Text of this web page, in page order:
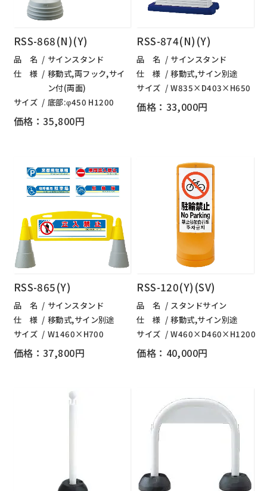
RSS-868(N)(Y)
品 名
サインスタンド
仕 様
移動式,両フック,サイ
ン付(両面)
サイズ
底部:φ450 H1200
価格：35,800円
RSS-874(N)(Y)
品 名
サインスタンド
仕 様
移動式,サイン別途
サイズ
W835×D403×H650
価格：33,000円
RSS-865(Y)
品 名
サインスタンド
仕 様
移動式,サイン別途
サイズ
W1460×H700
価格：37,800円
RSS-120(Y)(SV)
品 名
スタンドサイン
仕 様
移動式,サイン別途
サイズ
W460×D460×H1200
価格：40,000円